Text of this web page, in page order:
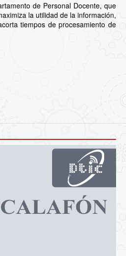
de Personal Docente, que
la utilidad de la información,
tiempos de procesamiento de